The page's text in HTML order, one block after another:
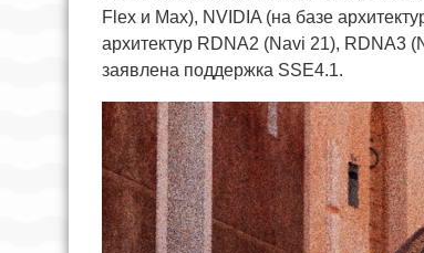
Flex и Max), NVIDIA (на базе
архитектур RDNA2 (Navi 21), RDNA3
заявлена поддержка SSE4.1.